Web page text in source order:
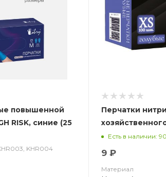
повышенной
RISK, синие (25
KHR004
Перчатки
уп.Есть в наличии:
9 ₽
Материал